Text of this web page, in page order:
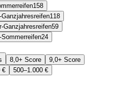
158
Ganzjahresreifen118
Ganzjahresreifen59
24
8,0+ Score
9,0+ Score
€
500–1.000 €